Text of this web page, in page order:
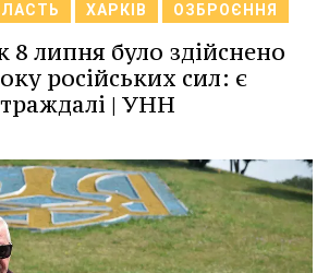
ХАРКІВ ОЗБРОЄННЯ
8 липня було здійснено
російських сил: є
| УНН